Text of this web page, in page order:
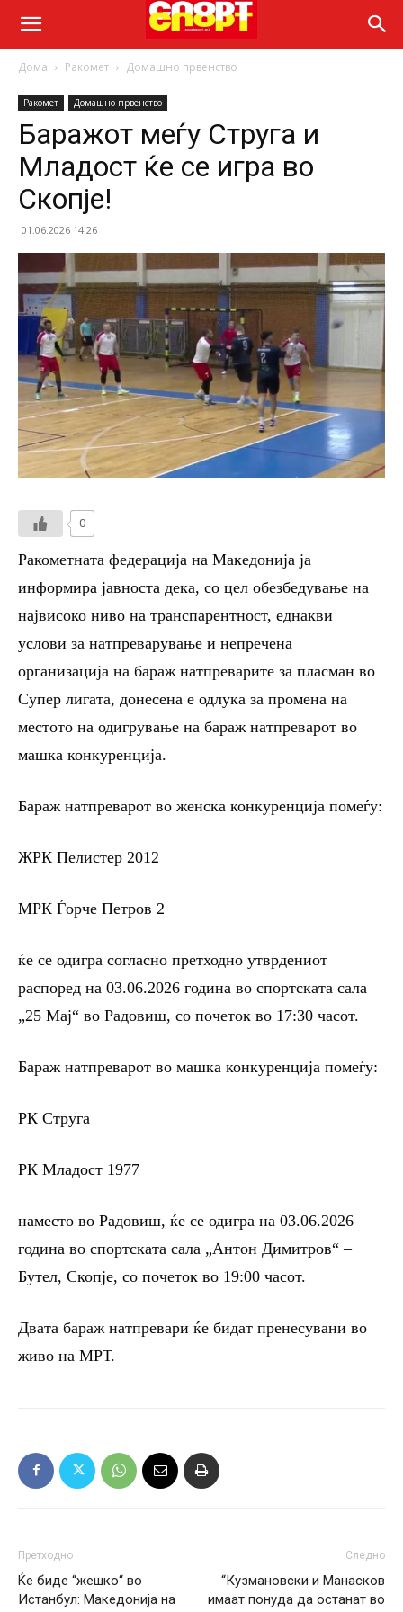
Дома Ракомет Домашно првенство
Ракомет Домашно првенство
Баражот меѓу Струга и
Младост ќе се игра во
Скопје!
01.06.2026 14:26
0
Ракометната федерација на Македонија ја
информира јавноста дека, со цел обезбедување на
највисоко ниво на транспарентност, еднакви
услови за натпреварување и непречена
организација на бараж натпреварите за пласман во
Супер лигата, донесена е одлука за промена на
местото на одигрување на бараж натпреварот во
машка конкуренција.
Бараж натпреварот во женска конкуренција помеѓу:
ЖРК Пелистер 2012
МРК Ѓорче Петров 2
ќе се одигра согласно претходно утврдениот
распоред на 03.06.2026 година во спортската сала
„25 Мај“ во Радовиш, со почеток во 17:30 часот.
Бараж натпреварот во машка конкуренција помеѓу:
РК Струга
РК Младост 1977
наместо во Радовиш, ќе се одигра на 03.06.2026
година во спортската сала „Антон Димитров“ –
Бутел, Скопје, со почеток во 19:00 часот.
Двата бараж натпревари ќе бидат пренесувани во
живо на МРТ.
Претходно
Ќе биде “жешко“ во
Истанбул: Македонија на
Следно
“Кузмановски и Манасков
имаат понуда да останат во